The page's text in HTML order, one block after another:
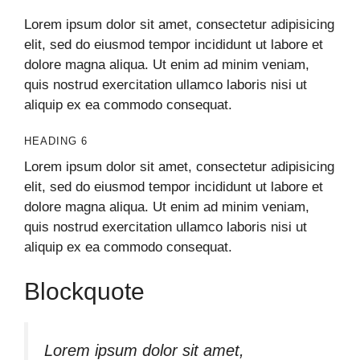
Lorem ipsum dolor sit amet, consectetur adipisicing
elit, sed do eiusmod tempor incididunt ut labore et
dolore magna aliqua. Ut enim ad minim veniam,
quis nostrud exercitation ullamco laboris nisi ut
aliquip ex ea commodo consequat.
HEADING 6
Lorem ipsum dolor sit amet, consectetur adipisicing
elit, sed do eiusmod tempor incididunt ut labore et
dolore magna aliqua. Ut enim ad minim veniam,
quis nostrud exercitation ullamco laboris nisi ut
aliquip ex ea commodo consequat.
Blockquote
Lorem ipsum dolor sit amet,